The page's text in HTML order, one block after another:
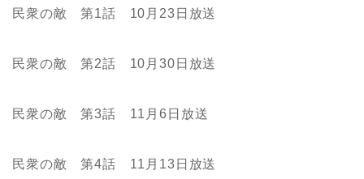
民衆の敵 第1話 10月23日放送
民衆の敵 第2話 10月30日放送
民衆の敵 第3話 11月6日放送
民衆の敵 第4話 11月13日放送